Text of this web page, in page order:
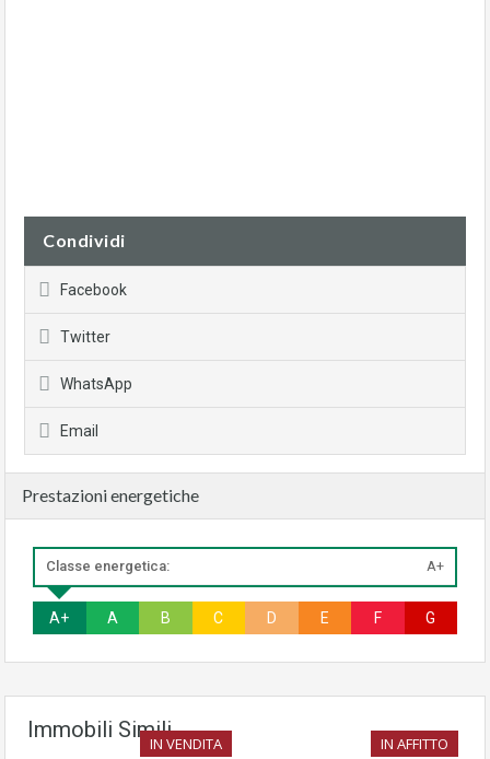
Condividi
Facebook
Twitter
WhatsApp
Email
Prestazioni energetiche
Classe energetica: A+
A+ A B C D E F G
Immobili Simili
IN VENDITA IN AFFITTO